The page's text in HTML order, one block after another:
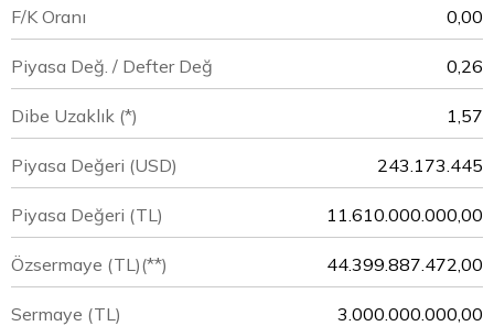
F/K Oranı 0,00
Piyasa Değ. / Defter Değ 0,26
Dibe Uzaklık (*) 1,57
Piyasa Değeri (USD) 243.173.445
Piyasa Değeri (TL) 11.610.000.000,00
Özsermaye (TL)(**) 44.399.887.472,00
Sermaye (TL) 3.000.000.000,00